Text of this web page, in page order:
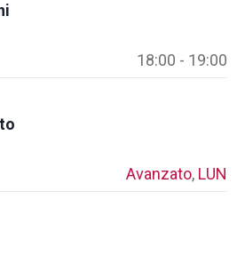
18:00 - 19:00
Avanzato, LUN